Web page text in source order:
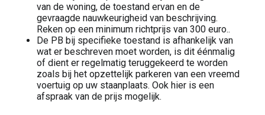
van de woning, de toestand ervan en de
gevraagde nauwkeurigheid van beschrijving.
Reken op een minimum richtprijs van 300 euro..
De PB bij specifieke toestand is afhankelijk van
wat er beschreven moet worden, is dit éénmalig
of dient er regelmatig teruggekeerd te worden
zoals bij het opzettelijk parkeren van een vreemd
voertuig op uw staanplaats. Ook hier is een
afspraak van de prijs mogelijk.